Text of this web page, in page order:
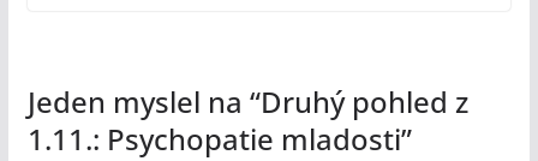
Jeden myslel na “Druhý pohled z
1.11.: Psychopatie mladosti”